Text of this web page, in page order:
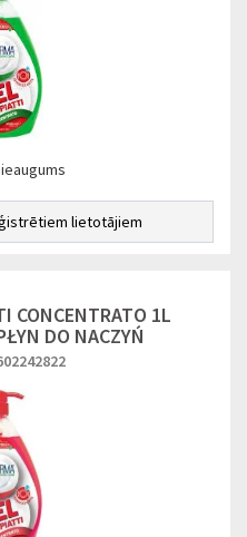
lietotājiem
CONCENTRATO 1L
DO NACZYŃ